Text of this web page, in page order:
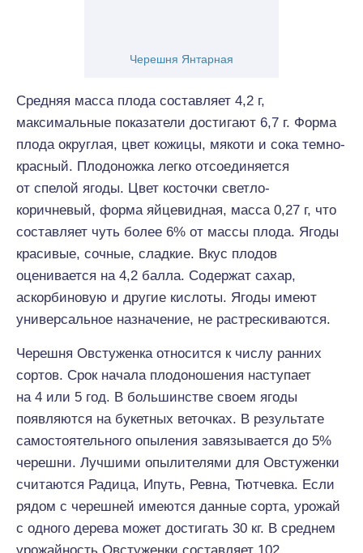
Черешня Янтарная
Средняя масса плода составляет 4,2 г,
максимальные показатели достигают 6,7 г. Форма
плода округлая, цвет кожицы, мякоти и сока темно-
красный. Плодоножка легко отсоединяется
от спелой ягоды. Цвет косточки светло-
коричневый, форма яйцевидная, масса 0,27 г, что
составляет чуть более 6% от массы плода. Ягоды
красивые, сочные, сладкие. Вкус плодов
оценивается на 4,2 балла. Содержат сахар,
аскорбиновую и другие кислоты. Ягоды имеют
универсальное назначение, не растрескиваются.
Черешня Овстуженка относится к числу ранних
сортов. Срок начала плодоношения наступает
на 4 или 5 год. В большинстве своем ягоды
появляются на букетных веточках. В результате
самостоятельного опыления завязывается до 5%
черешни. Лучшими опылителями для Овстуженки
считаются Радица, Ипуть, Ревна, Тютчевка. Если
рядом с черешней имеются данные сорта, урожай
с одного дерева может достигать 30 кг. В среднем